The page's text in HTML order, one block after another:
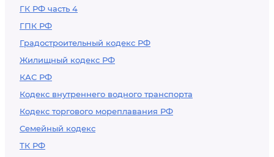
ГК РФ часть 4
ГПК РФ
Градостроительный кодекс РФ
Жилищный кодекс РФ
КАС РФ
Кодекс внутреннего водного транспорта
Кодекс торгового мореплавания РФ
Семейный кодекс
ТК РФ